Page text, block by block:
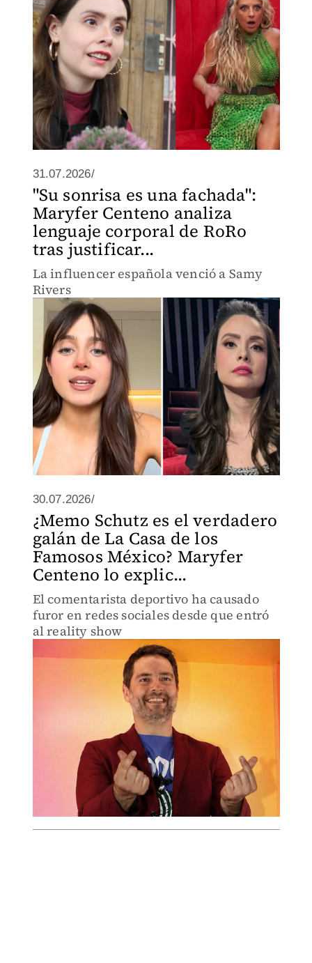
31.07.2026/
"Su sonrisa es una fachada":
Maryfer Centeno analiza
lenguaje corporal de RoRo
tras justificar...
La influencer española venció a Samy
Rivers
30.07.2026/
¿Memo Schutz es el verdadero
galán de La Casa de los
Famosos México? Maryfer
Centeno lo explic...
El comentarista deportivo ha causado
furor en redes sociales desde que entró
al reality show